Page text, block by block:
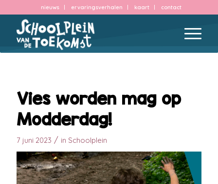
nieuws ervaringsverhalen kaart contact
Vies worden mag op
Modderdag!
7 juni 2023 / in Schoolplein